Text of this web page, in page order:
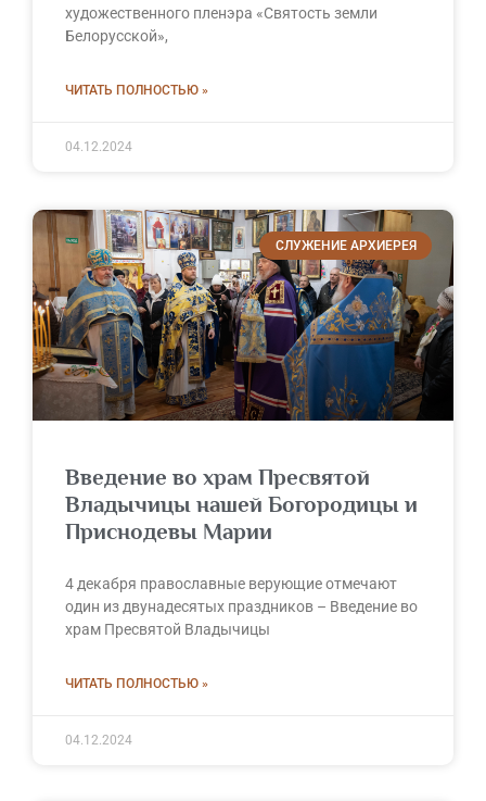
художественного пленэра «Святость земли
Белорусской»,
ЧИТАТЬ ПОЛНОСТЬЮ »
04.12.2024
СЛУЖЕНИЕ АРХИЕРЕЯ
Введение во храм Пресвятой
Владычицы нашей Богородицы и
Приснодевы Марии
4 декабря православные верующие отмечают
один из двунадесятых праздников – Введение во
храм Пресвятой Владычицы
ЧИТАТЬ ПОЛНОСТЬЮ »
04.12.2024